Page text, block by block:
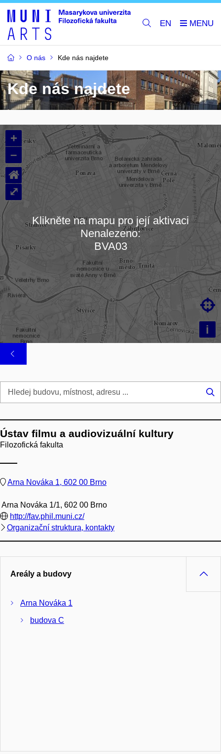
EN
O nás Kde nás najdete
Kde nás najdete
Načítám mapu…
+
–
i

⌂
⤢
Klikněte na mapu pro její aktivaci
Nenalezeno:
BVA03
Ústav filmu a audiovizuální kultury
Filozofická fakulta
Arna Nováka 1, 602 00 Brno
Arna Nováka 1/1, 602 00 Brno
http://fav.phil.muni.cz/
Organizační struktura, kontakty
Areály a budovy
Arna Nováka 1
budova C